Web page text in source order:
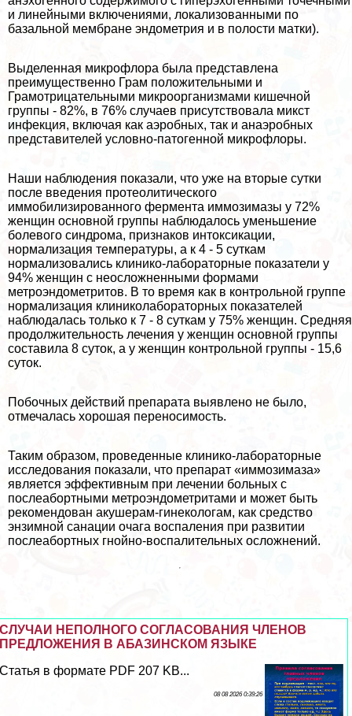
и линейными включениями, локализованными по
базальной мембране эндометрия и в полости матки).
Выделенная микрофлора была представлена
преимущественно Грам положительными и
Грамотрицательными микроорганизмами кишечной
группы - 82%, в 76% случаев присутствовала микст
инфекция, включая как аэробных, так и анаэробных
представителей условно-патогенной микрофлоры.
Наши наблюдения показали, что уже на вторые сутки
после введения протеолитического
иммобилизированного фермента иммозимазы у 72%
женщин основной группы наблюдалось уменьшение
болевого синдрома, признаков интоксикации,
нормализация температуры, а к 4 - 5 суткам
нормализовались клинико-лабораторные показатели у
94% женщин с неосложненными формами
метроэндометритов. В то время как в контрольной группе
нормализация клиниколабораторных показателей
наблюдалась только к 7 - 8 суткам у 75% женщин. Средняя
продолжительность лечения у женщин основной группы
составила 8 суток, а у женщин контрольной группы - 15,6
суток.
Побочных действий препарата выявлено не было,
отмечалась хорошая переносимость.
Таким образом, проведенные клинико-лабораторные
исследования показали, что препарат «иммозимаза»
является эффективным при лечении больных с
послеaбopтными метроэндометритами и может быть
рекомендован акушерам-гинекологам, как средство
энзимной санации очага воспаления при развитии
послеaбopтных гнойно-воспалительных осложнений.
СЛУЧАИ НЕПОЛНОГО СОГЛАСОВАНИЯ ЧЛЕНОВ
ПРЕДЛОЖЕНИЯ В АБАЗИНСКОМ ЯЗЫКЕ
Статья в формате PDF 207 KB...
08 08 2026 0:39:26